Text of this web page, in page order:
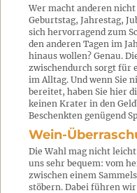
Wer macht anderen
Geburtstag, Jahrestag,
sich hervorragend zum
den anderen Tagen im
hinaus wollen? Genau.
zwischendurch sorgt für
im Alltag. Und wenn Sie
bereitet, haben Sie hier
keinen Krater in den
Beschenkten genügend
Wein-
Die Wahl mag nicht
uns sehr bequem: vom
zwischen einem
stöbern. Dabei führen